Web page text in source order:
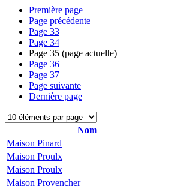
Première page
Page précédente
Page 33
Page 34
Page 35 (page actuelle)
Page 36
Page 37
Page suivante
Dernière page
Nom
Maison Pinard
Maison Proulx
Maison Proulx
Maison Provencher